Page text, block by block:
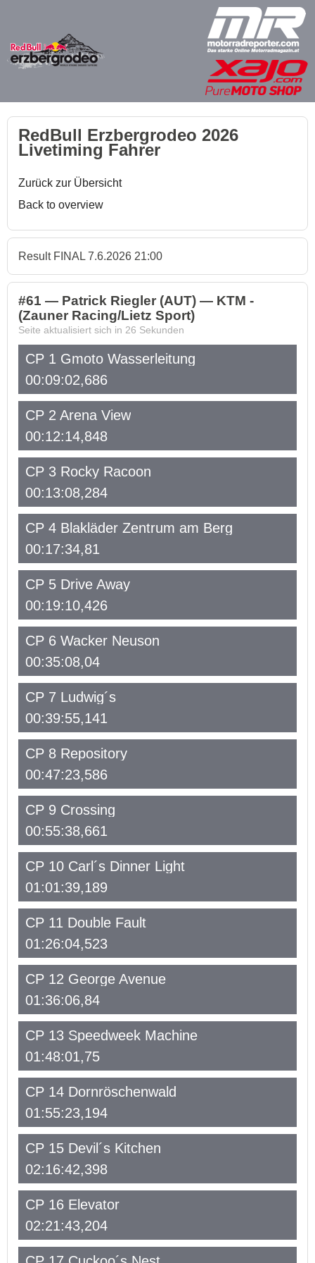
RedBull Erzbergrodeo 2026
Livetiming Fahrer
Zurück zur Übersicht
Back to overview
Result FINAL 7.6.2026 21:00
#61 — Patrick Riegler (AUT) — KTM -
(Zauner Racing/Lietz Sport)
Seite aktualisiert sich in 26 Sekunden
CP 1 Gmoto Wasserleitung
00:09:02,686
CP 2 Arena View
00:12:14,848
CP 3 Rocky Racoon
00:13:08,284
CP 4 Blakläder Zentrum am Berg
00:17:34,81
CP 5 Drive Away
00:19:10,426
CP 6 Wacker Neuson
00:35:08,04
CP 7 Ludwig´s
00:39:55,141
CP 8 Repository
00:47:23,586
CP 9 Crossing
00:55:38,661
CP 10 Carl´s Dinner Light
01:01:39,189
CP 11 Double Fault
01:26:04,523
CP 12 George Avenue
01:36:06,84
CP 13 Speedweek Machine
01:48:01,75
CP 14 Dornröschenwald
01:55:23,194
CP 15 Devil´s Kitchen
02:16:42,398
CP 16 Elevator
02:21:43,204